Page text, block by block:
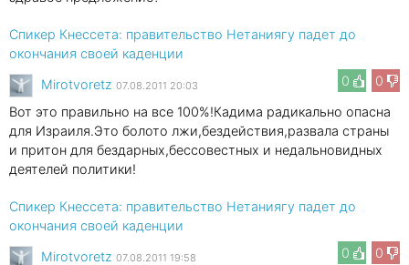
Спикер Кнессета: правительство Нетаниягу падет до
окончания своей каденции
0
0
Mirotvoretz 07.08.2011 20:03
Вот это правильно на все 100%!Кадима радикально опасна
для Израиля.Это болото лжи,бездействия,развала страны
и притон для бездарных,бессовестных и недальновидных
деятелей политики!
Спикер Кнессета: правительство Нетаниягу падет до
окончания своей каденции
0
0
Mirotvoretz 07.08.2011 19:58